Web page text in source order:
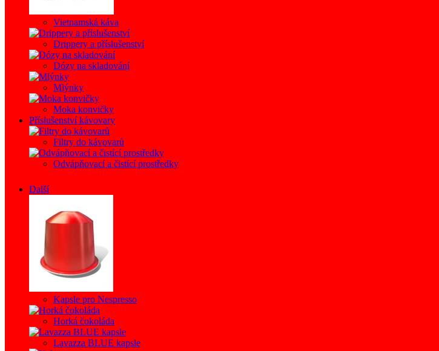
Vietnamská káva
Drippery a příslušenství
Dózy na skladování
Mlýnky
Moka konvičky
Příslušenství kávovary
Filtry do kávovarů
Odvápňovací a čistící prostředky
Další
Kapsle pro Nespresso
Horká čokoláda
Lavazza BLUE kapsle